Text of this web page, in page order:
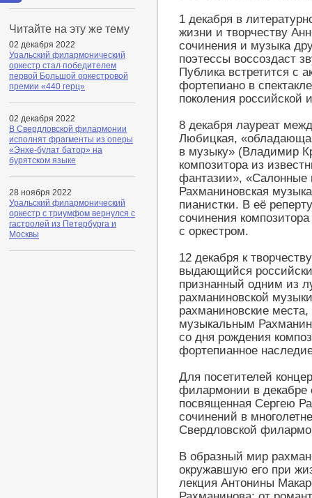
Читайте на эту же тему
02 декабря 2022
Уральский филармонический
оркестр стал победителем
первой Большой оркестровой
премии «440 герц»
02 декабря 2022
В Свердловской филармонии
исполнят фрагменты из оперы
«Энхе-булат батор» на
бурятском языке
28 ноября 2022
Уральский филармонический
оркестр с триумфом вернулся с
гастролей из Петербурга и
Москвы
1 декабря в
жизни и творчеству
сочинения и музыка
поэтессы воссоздаст
Публика встретится с
фортепиано в
поколения
8 декабря лауреат
Любицкая,
в музыку» (Владимир
композитора из
фантазии»,
Рахманиновская
пианистки. В её
сочинения
с оркестром.
12 декабря к
выдающийся
признанный одним из
рахманиновской
рахманиновские
музыкальным
со дня рождения
фортепианное
Для посетителей
филармонии в декабре
посвященная Сергею
сочинений в
Свердловской
В образный мир
окружавшую его при
лекция Антонины
Отправить
модератору